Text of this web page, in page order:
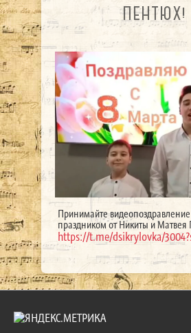
ПЕНТЮХ!
Принимайте
праздником от Никиты и
https://t.me/dsikrylovka/